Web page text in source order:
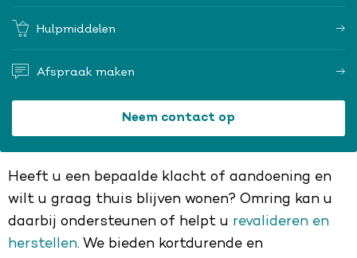
Hulpmiddelen
Afspraak maken
Neem contact op
Heeft u een bepaalde klacht of aandoening en
wilt u graag thuis blijven wonen? Omring kan u
daarbij ondersteunen of helpt u revalideren en
herstellen. We bieden kortdurende en